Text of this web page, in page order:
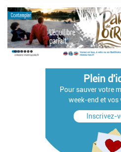
Plein
Pour sauver votre
week-end et vos
Inscrivez-